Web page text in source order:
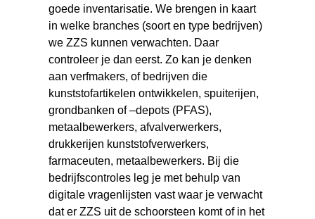
goede inventarisatie. We brengen in kaart
in welke branches (soort en type bedrijven)
we ZZS kunnen verwachten. Daar
controleer je dan eerst. Zo kan je denken
aan verfmakers, of bedrijven die
kunststofartikelen ontwikkelen, spuiterijen,
grondbanken of –depots (PFAS),
metaalbewerkers, afvalverwerkers,
drukkerijen kunststofverwerkers,
farmaceuten, metaalbewerkers. Bij die
bedrijfscontroles leg je met behulp van
digitale vragenlijsten vast waar je verwacht
dat er ZZS uit de schoorsteen komt of in het